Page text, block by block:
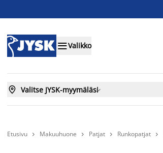
Valikko
 Valitse JYSK-myymäläsi
Etusivu  Makuuhuone  Patjat  Runkopatjat 